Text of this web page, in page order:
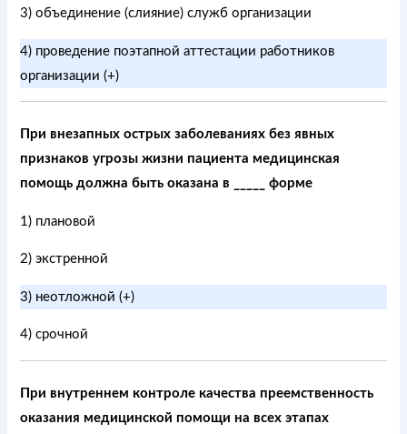
3) объединение (слияние) служб организации
4) проведение поэтапной аттестации работников
организации (+)
При внезапных острых заболеваниях без явных
признаков угрозы жизни пациента медицинская
помощь должна быть оказана в _____ форме
1) плановой
2) экстренной
3) неотложной (+)
4) срочной
При внутреннем контроле качества преемственность
оказания медицинской помощи на всех этапах